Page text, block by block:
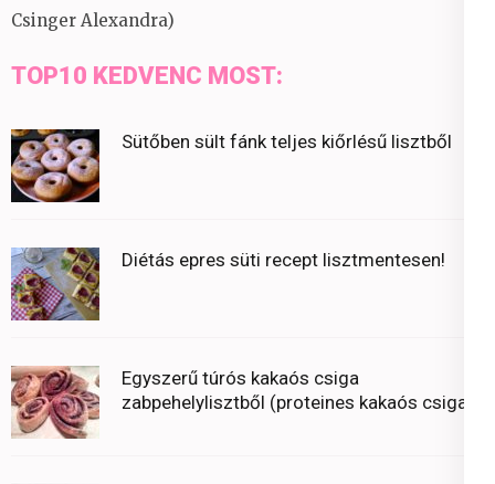
Csinger Alexandra)
TOP10 KEDVENC MOST:
Sütőben sült fánk teljes kiőrlésű lisztből
Diétás epres süti recept lisztmentesen!
Egyszerű túrós kakaós csiga
zabpehelylisztből (proteines kakaós csiga)